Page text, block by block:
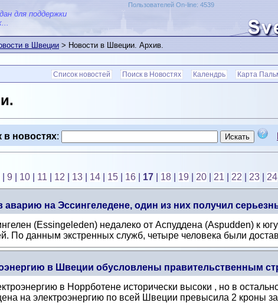
для поддержки
Пользователей On-line: 4539
в Швеции> Новости в Швеции. Архив.
Список новостей Поиск в Новостях Календрь Карта
в новостях:
9 10 11 12 13 14 15 16 17 18 19 20 21 22 23 24
аварию на Эссингеледене, один из них получил
(Essingeleden) недалеко от Аспуддена (Aspudden) к
По данным экстренных служб, четыре человека были
в Швеции обусловлены правительственным
в Норрботене исторически высоки , но в
на электроэнергию по всей Швеции превысила 2 кроны за